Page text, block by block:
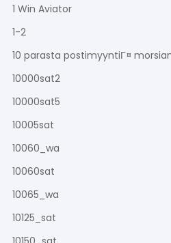
1 Win Aviator
1-2
10 parasta postimyyntiГ¤
10000sat2
10000sat5
10005sat
10060_wa
10060sat
10065_wa
10125_sat